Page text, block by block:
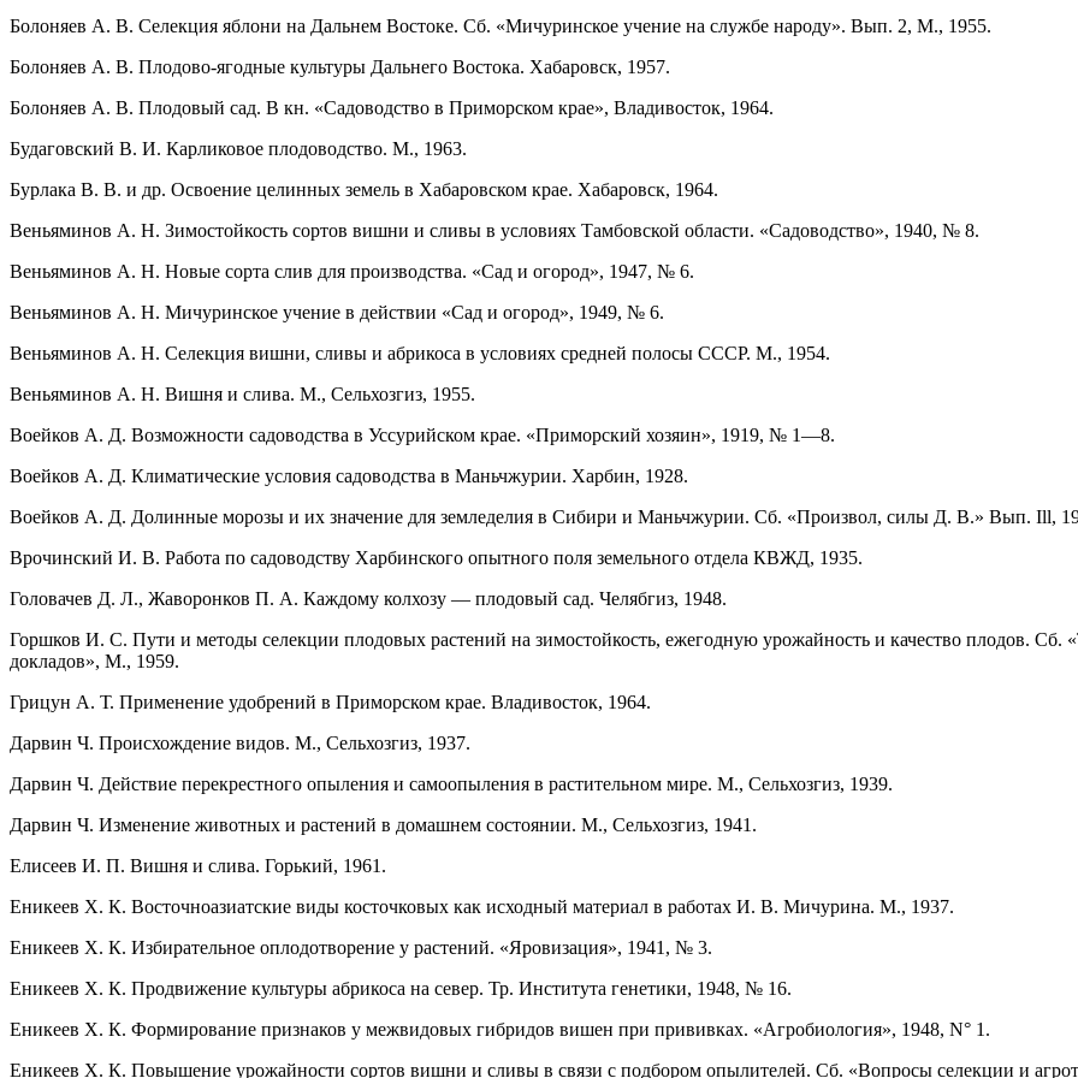
Болоняев А. В. Селекция яблони на Дальнем Востоке. Сб. «Мичуринское учение на службе народу». Вып. 2, М., 1955.
Болоняев А. В. Плодово-ягодные культуры Дальнего Востока. Хабаровск, 1957.
Болоняев А. В. Плодовый сад. В кн. «Садоводство в Приморском крае», Владивосток, 1964.
Будаговский В. И. Карликовое плодоводство. М., 1963.
Бурлака В. В. и др. Освоение целинных земель в Хабаровском крае. Хабаровск, 1964.
Веньяминов А. Н. Зимостойкость сортов вишни и сливы в условиях Тамбовской области. «Садоводство», 1940, № 8.
Веньяминов А. Н. Новые сорта слив для производства. «Сад и огород», 1947, № 6.
Веньяминов А. Н. Мичуринское учение в действии «Сад и огород», 1949, № 6.
Веньяминов А. Н. Селекция вишни, сливы и абрикоса в условиях средней полосы СССР. М., 1954.
Веньяминов А. Н. Вишня и слива. М., Сельхозгиз, 1955.
Воейков А. Д. Возможности садоводства в Уссурийском крае. «Приморский хозяин», 1919, № 1—8.
Воейков А. Д. Климатические условия садоводства в Маньчжурии. Харбин, 1928.
Воейков А. Д. Долинные морозы и их значение для земледелия в Сибири и Маньчжурии. Сб. «Произвол, силы Д. В.» Вып. Ill,
Врочинский И. В. Работа по садоводству Харбинского опытного поля земельного отдела КВЖД, 1935.
Головачев Д. Л., Жаворонков П. А. Каждому колхозу — плодовый сад. Челябгиз, 1948.
Горшков И. С. Пути и методы селекции плодовых растений на зимостойкость, ежегодную урожайность и качество плодов. Сб.
докладов», М., 1959.
Грицун А. Т. Применение удобрений в Приморском крае. Владивосток, 1964.
Дарвин Ч. Происхождение видов. М., Сельхозгиз, 1937.
Дарвин Ч. Действие перекрестного опыления и самоопыления в растительном мире. М., Сельхозгиз, 1939.
Дарвин Ч. Изменение животных и растений в домашнем состоянии. М., Сельхозгиз, 1941.
Елисеев И. П. Вишня и слива. Горький, 1961.
Еникеев X. К. Восточноазиатские виды косточковых как исходный материал в работах И. В. Мичурина. М., 1937.
Еникеев X. К. Избирательное оплодотворение у растений. «Яровизация», 1941, № 3.
Еникеев X. К. Продвижение культуры абрикоса на север. Тр. Института генетики, 1948, № 16.
Еникеев X. К. Формирование признаков у межвидовых гибридов вишен при прививках. «Агробиология», 1948, N° 1.
Еникеев X. К. Повышение урожайности сортов вишни и сливы в связи с подбором опылителей. Сб. «Вопросы селекции и